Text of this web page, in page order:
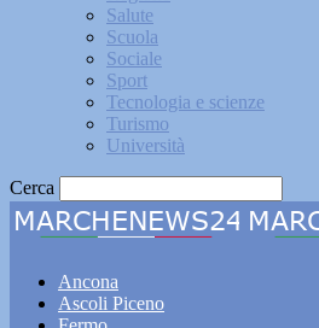
Salute
Scuola
Sociale
Sport
Tecnologia e scienze
Turismo
Università
Cerca
Ancona
Ascoli Piceno